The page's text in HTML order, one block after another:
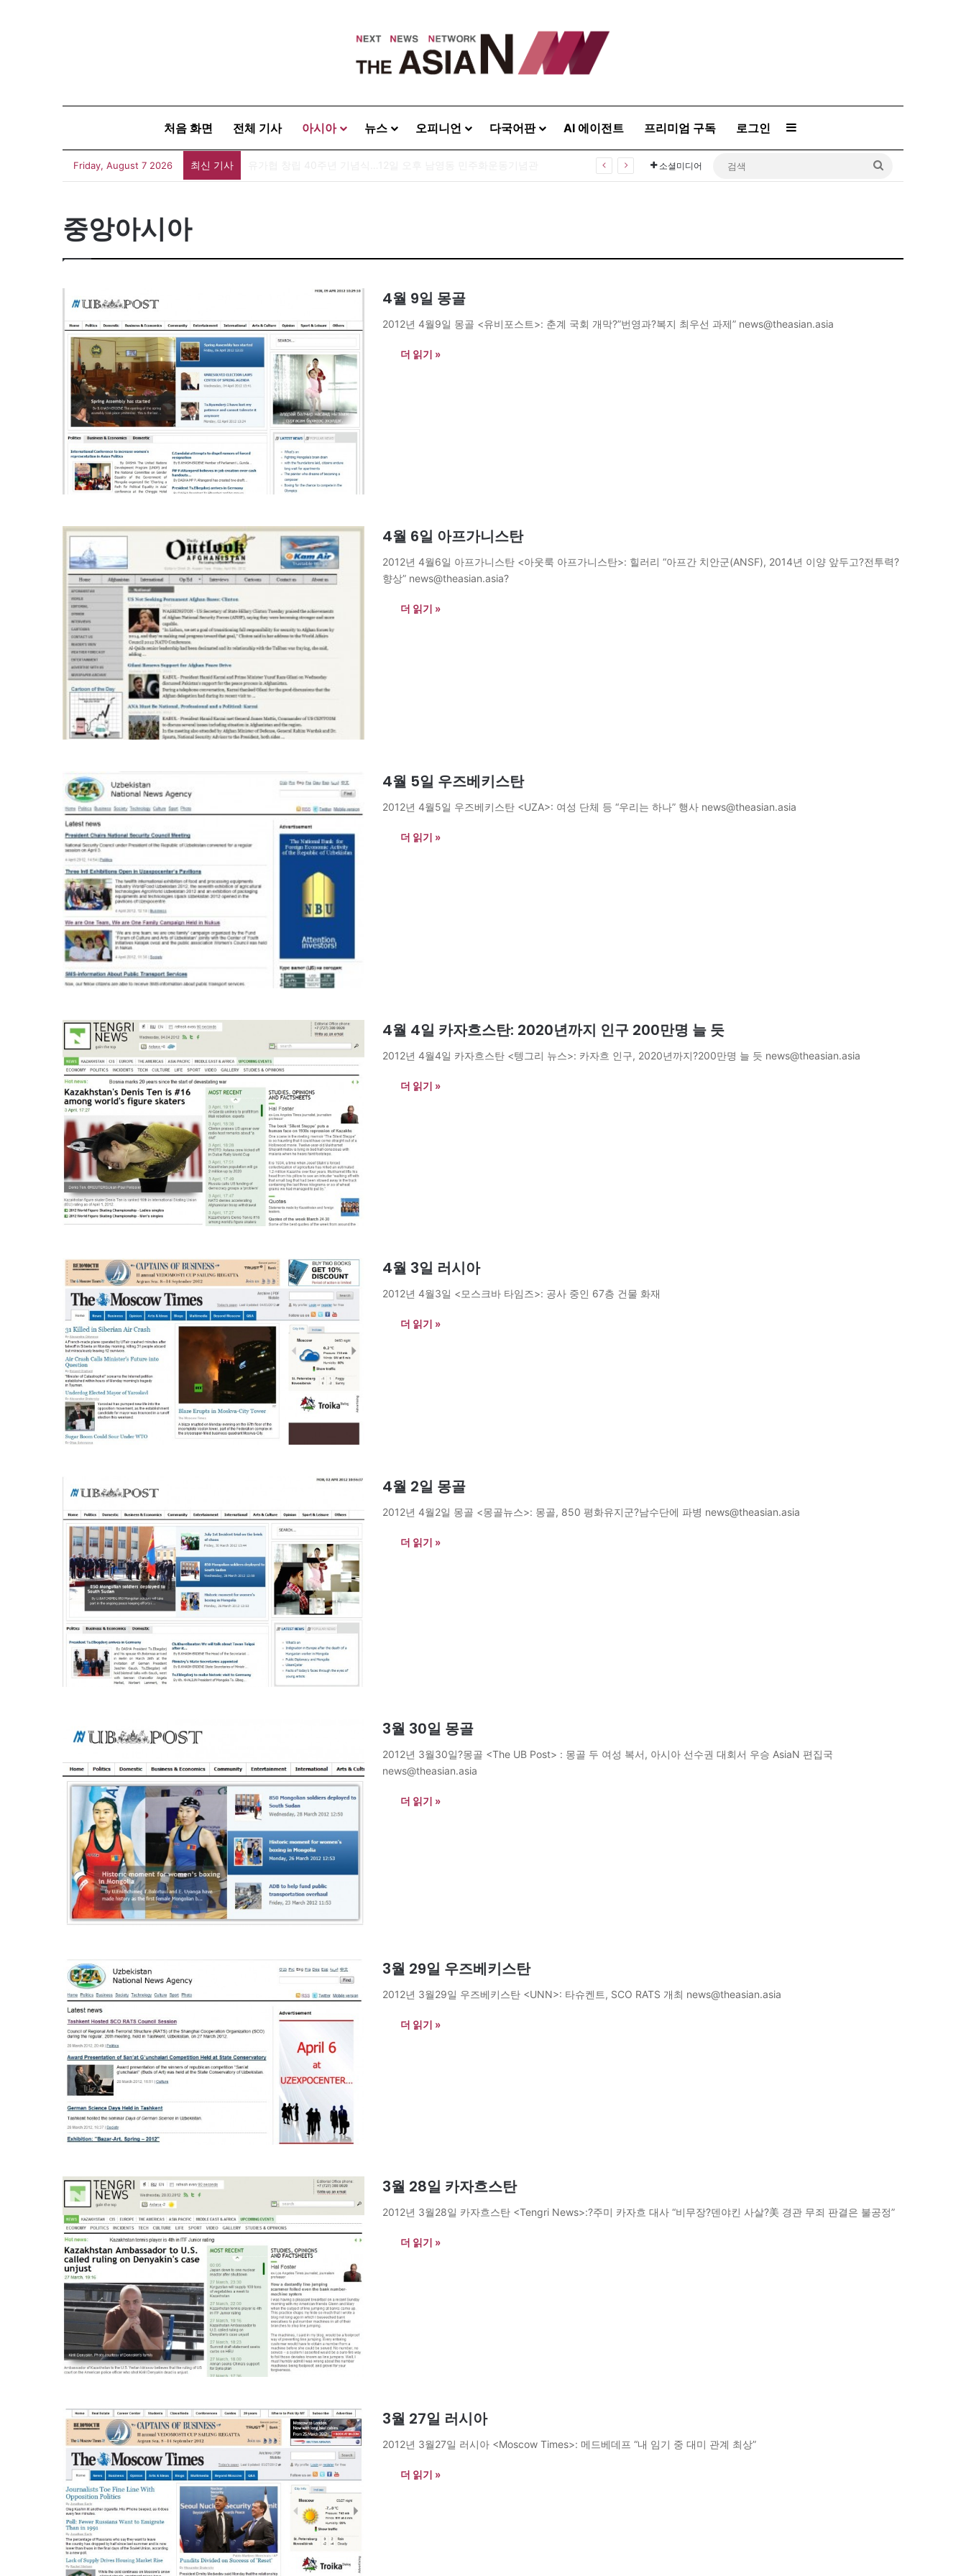
처음 화면 전체 기사 아시아 뉴스 오피니언 다국어판 AI 에이전트 프리미엄 구독 로그인 Sidebar
Friday, August 7 2026 최신 기사 소셜미디어
중앙아시아
4월 9일 몽골
2012년 4월9일 몽골 <유비포스트>: 춘계 국회 개막?”번영과?복지 최우선 과제” news@theasian.asia
더 읽기 »
4월 6일 아프가니스탄
2012년 4월6일 아프가니스탄 <아웃룩 아프가니스탄>: 힐러리 “아프간 치안군(ANSF), 2014년 이양 앞두고?전투력?
향상” news@theasian.asia?
더 읽기 »
4월 5일 우즈베키스탄
2012년 4월5일 우즈베키스탄 <UZA>: 여성 단체 등 “우리는 하나” 행사 news@theasian.asia
더 읽기 »
4월 4일 카자흐스탄: 2020년까지 인구 200만명 늘 듯
2012년 4월4일 카자흐스탄 <텡그리 뉴스>: 카자흐 인구, 2020년까지?200만명 늘 듯 news@theasian.asia
더 읽기 »
4월 3일 러시아
2012년 4월3일 <모스크바 타임즈>: 공사 중인 67층 건물 화재
더 읽기 »
4월 2일 몽골
2012년 4월2일 몽골 <몽골뉴스>: 몽골, 850 평화유지군?남수단에 파병 news@theasian.asia
더 읽기 »
3월 30일 몽골
2012년 3월30일?몽골 <The UB Post> : 몽골 두 여성 복서, 아시아 선수권 대회서 우승 AsiaN 편집국
news@theasian.asia
더 읽기 »
3월 29일 우즈베키스탄
2012년 3월29일 우즈베키스탄 <UNN>: 타슈켄트, SCO RATS 개최 news@theasian.asia
더 읽기 »
3월 28일 카자흐스탄
2012년 3월28일 카자흐스탄 <Tengri News>:?주미 카자흐 대사 “비무장?덴야킨 사살?美 경관 무죄 판결은 불공정”
더 읽기 »
3월 27일 러시아
2012년 3월27일 러시아 <Moscow Times>: 메드베데프 “내 임기 중 대미 관계 최상”
더 읽기 »